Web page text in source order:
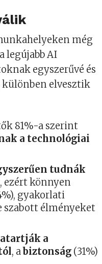
még
legújabb AI
egyszerűvé és
különben elvesztik
81%-a szerint
a technológiai
tudnák
ezért könnyen
gyakorlati
szabott élményeket
a
, abiztonság (31%)